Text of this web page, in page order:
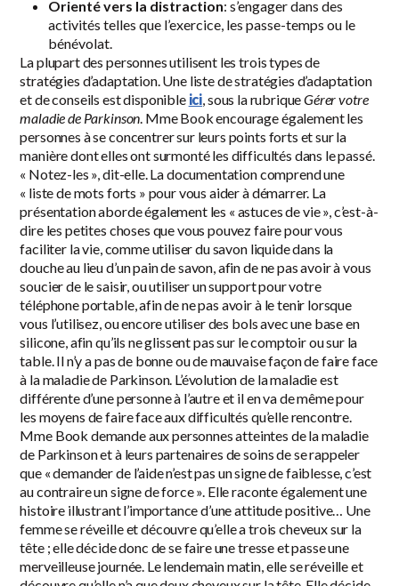
Orienté vers la distraction: s’engager dans des
activités telles que l’exercice, les passe-temps ou le
bénévolat.
La plupart des personnes utilisent les trois types de
stratégies d’adaptation. Une liste de stratégies d’adaptation
et de conseils est disponible ici , sous la rubriqueGérer votre
maladie de Parkinson . Mme Book encourage également les
personnes à se concentrer sur leurs points forts et sur la
manière dont elles ont surmonté les difficultés dans le passé.
« Notez-les », dit-elle. La documentation comprend une
« liste de mots forts » pour vous aider à démarrer. La
présentation aborde également les « astuces de vie », c’est-à-
dire les petites choses que vous pouvez faire pour vous
faciliter la vie, comme utiliser du savon liquide dans la
douche au lieu d’un pain de savon, afin de ne pas avoir à vous
soucier de le saisir, ou utiliser un support pour votre
téléphone portable, afin de ne pas avoir à le tenir lorsque
vous l’utilisez, ou encore utiliser des bols avec une base en
silicone, afin qu’ils ne glissent pas sur le comptoir ou sur la
table. Il n’y a pas de bonne ou de mauvaise façon de faire face
à la maladie de Parkinson. L’évolution de la maladie est
différente d’une personne à l’autre et il en va de même pour
les moyens de faire face aux difficultés qu’elle rencontre.
Mme Book demande aux personnes atteintes de la maladie
de Parkinson et à leurs partenaires de soins de se rappeler
que « demander de l’aide n’est pas un signe de faiblesse, c’est
au contraire un signe de force ». Elle raconte également une
histoire illustrant l’importance d’une attitude positive… Une
femme se réveille et découvre qu’elle a trois cheveux sur la
tête ; elle décide donc de se faire une tresse et passe une
merveilleuse journée. Le lendemain matin, elle se réveille et